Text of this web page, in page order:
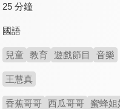
25 分鐘
國語
兒童 教育 遊戲節目 音樂
王慧真
香蕉哥哥 西瓜哥哥 蜜蜂姐